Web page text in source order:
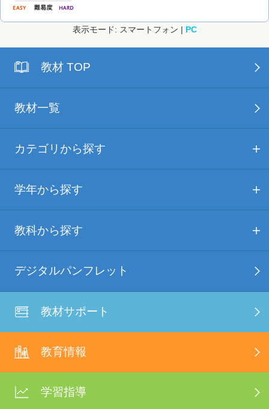
表示モード: スマートフォン | PC
教材 TOP
教材一覧
カテゴリから探す
学年から探す
教科から探す
デジタルパンフレット
教材サポート
教育情報
学習指導